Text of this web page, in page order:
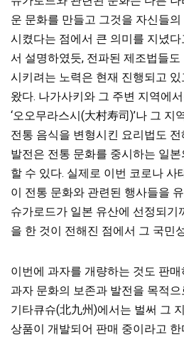
운 문화를 만들고 그것을 자신들
시켰다는 점에서 큰 의미를 지녔
서 설명하였듯, 전파된 제조법들
시키려는 노력은 현재 진행되고
왔다. 나가사키와 그 주변 지역에
‘오오무라스시(大村寿司)’나 그 지
전통 음식을 변형시킨 요리법도
발전은 전통 문화를 중시하는 일
할 수 있다. 실제로 이번 코로나 사
이 전통 문화와 관련된 행사들을
슈가로드가 일본 유산에 선정되기
을 한 것이 전해진 점에서 그 국민
이번에 과자를 개량하는 것도 판
과자 문화의 보존과 발전을 목적
기타큐슈(北九州)에서는 벌써 그
상품이 개발되어 판매 중이라고 한